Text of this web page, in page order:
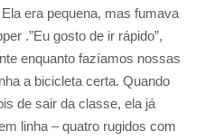
Ela era pequena, mas fumava
.”Eu gosto de ir rápido”,
enquanto fazíamos nossas
a bicicleta certa. Quando
de sair da classe, ela já
linha – quatro rugidos com